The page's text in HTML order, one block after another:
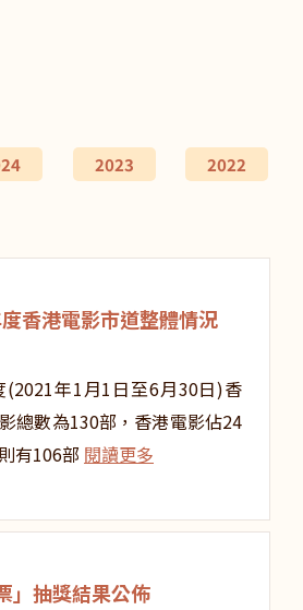
2023
2022
香港電影市道整體情況
(2021年1月1日至6月30日)香
總數為130部，香港電影佔24
有106部 閱讀更多
」抽獎結果公佈